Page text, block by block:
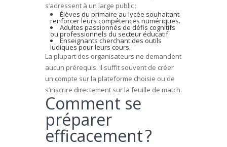
s’adressent à un large public :
Élèves du primaire au lycée souhaitant
renforcer leurs compétences numériques.
Adultes passionnés de défis cognitifs
ou professionnels du secteur éducatif.
Enseignants cherchant des outils
ludiques pour leurs cours.
La plupart des organisateurs ne demandent
aucun prérequis. Il suffit souvent de créer
un compte sur la plateforme choisie ou de
s’inscrire directement sur la feuille de match.
Comment se
préparer
efficacement ?